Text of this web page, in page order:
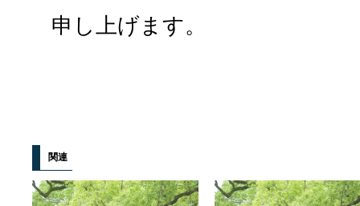
申し上げます。
関連